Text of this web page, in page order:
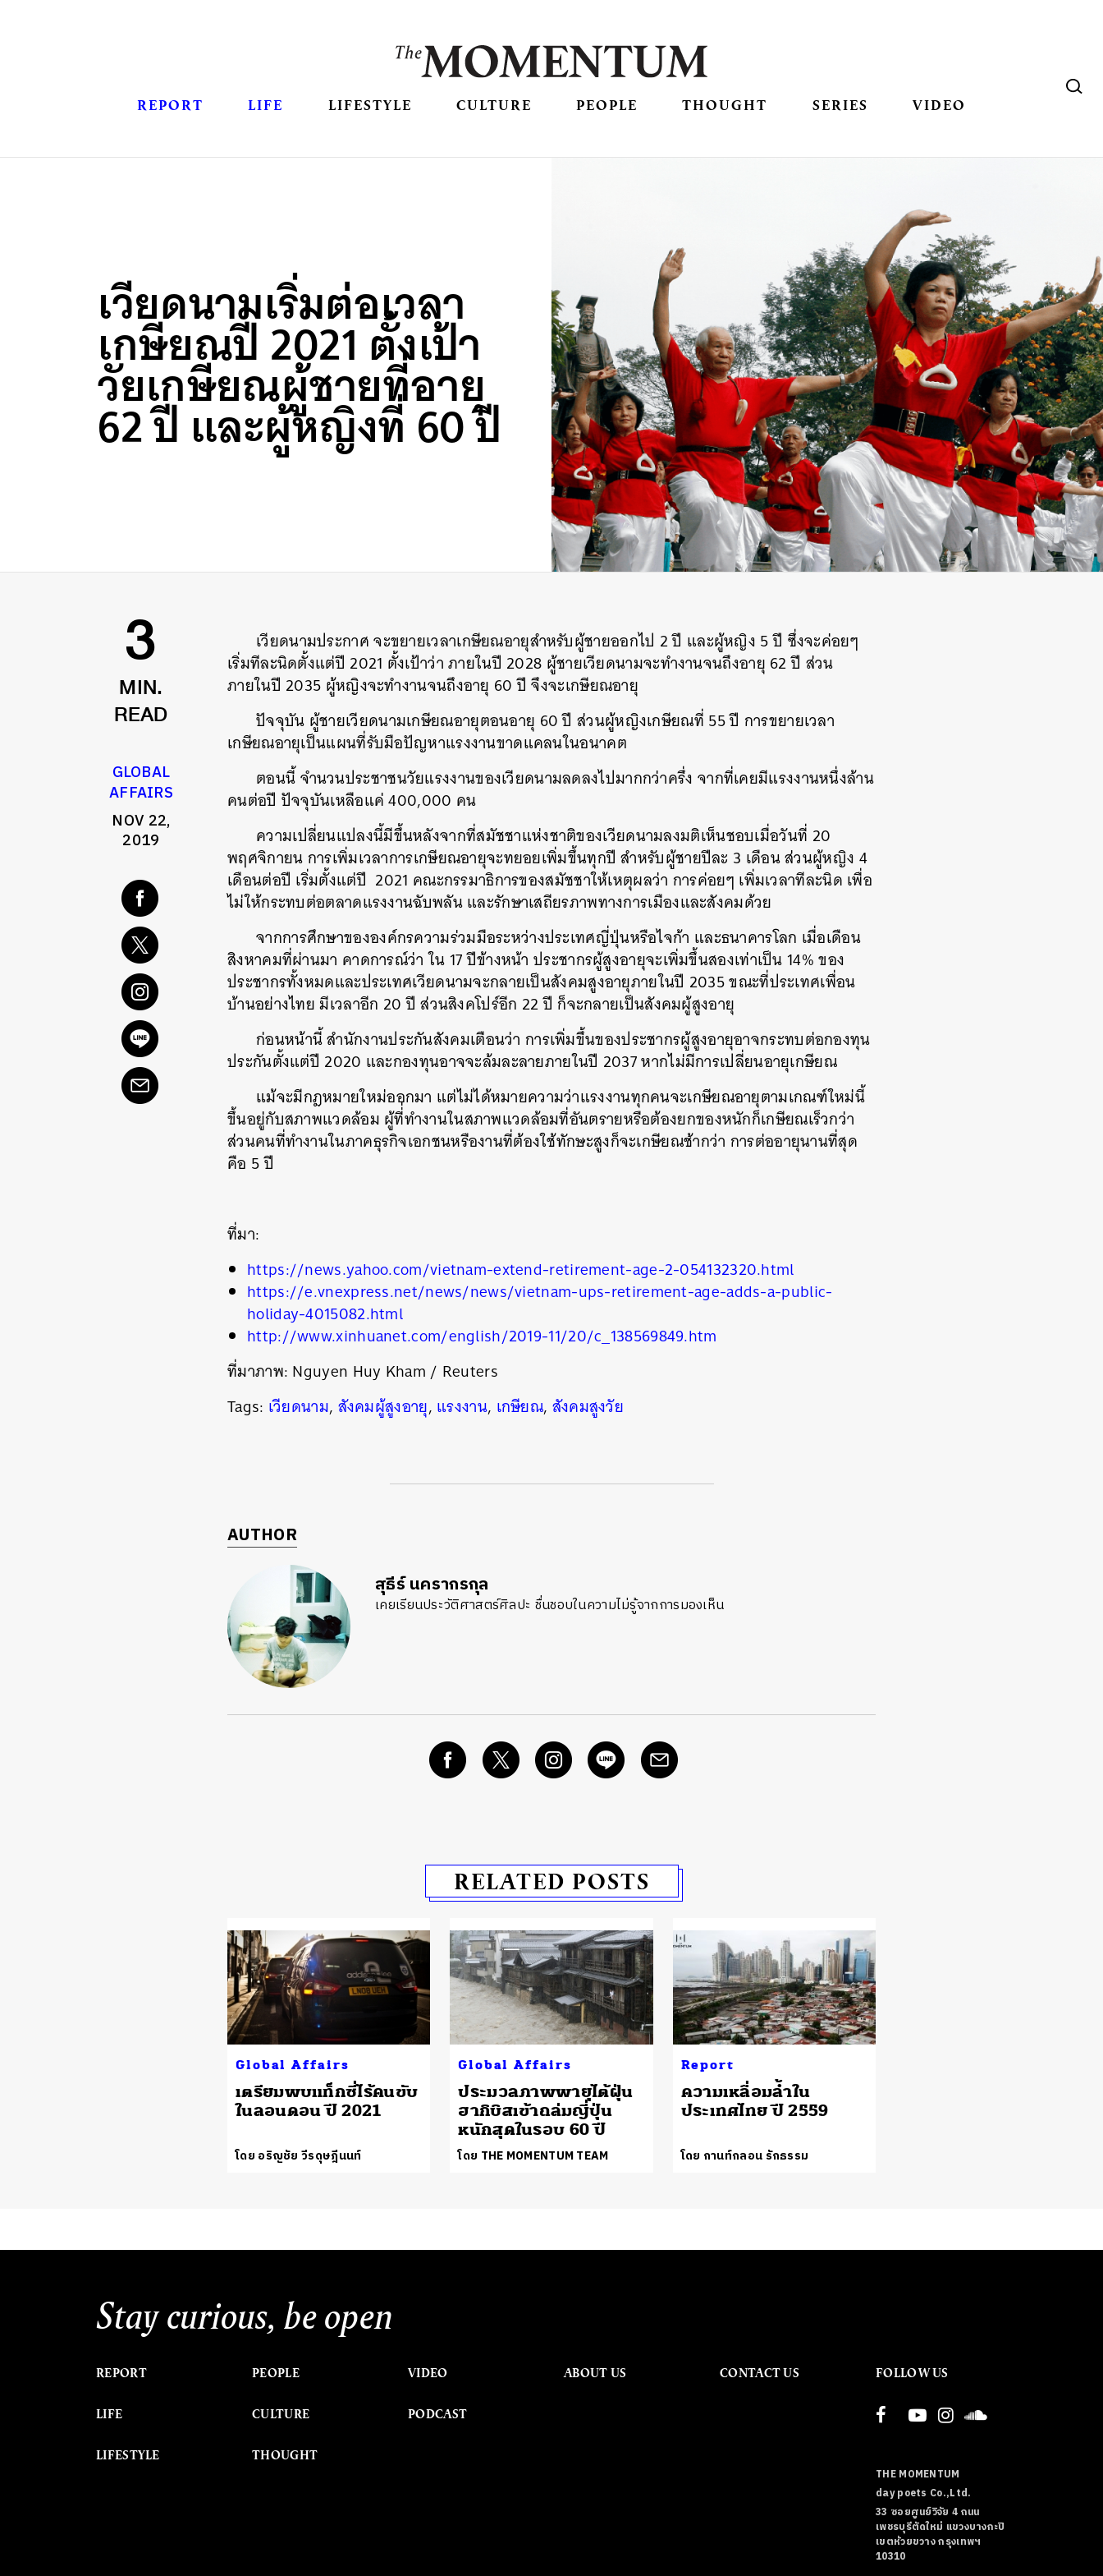
REPORT LIFE LIFESTYLE CULTURE PEOPLE THOUGHT SERIES VIDEO
เวียดนามเริ่มต่อเวลา
เกษียณปี 2021 ตั้งเป้า
วัยเกษียณผู้ชายที่อายุ
62 ปี และผู้หญิงที่ 60 ปี
3
MIN.
READ
GLOBAL
AFFAIRS
NOV 22,
2019
เวียดนามประกาศ จะขยายเวลาเกษียณอายุสำหรับผู้ชายออกไป 2 ปี และผู้หญิง 5 ปี ซึ่งจะค่อยๆ
เริ่มทีละนิดตั้งแต่ปี 2021 ตั้งเป้าว่า ภายในปี 2028 ผู้ชายเวียดนามจะทำงานจนถึงอายุ 62 ปี ส่วน
ภายในปี 2035 ผู้หญิงจะทำงานจนถึงอายุ 60 ปี จึงจะเกษียณอายุ
ปัจจุบัน ผู้ชายเวียดนามเกษียณอายุตอนอายุ 60 ปี ส่วนผู้หญิงเกษียณที่ 55 ปี การขยายเวลา
เกษียณอายุเป็นแผนที่รับมือปัญหาแรงงานขาดแคลนในอนาคต
ตอนนี้ จำนวนประชาชนวัยแรงงานของเวียดนามลดลงไปมากกว่าครึ่ง จากที่เคยมีแรงงานหนึ่งล้าน
คนต่อปี ปัจจุบันเหลือแค่ 400,000 คน
ความเปลี่ยนแปลงนี้มีขึ้นหลังจากที่สมัชชาแห่งชาติของเวียดนามลงมติเห็นชอบเมื่อวันที่ 20
พฤศจิกายน การเพิ่มเวลาการเกษียณอายุจะทยอยเพิ่มขึ้นทุกปี สำหรับผู้ชายปีละ 3 เดือน ส่วนผู้หญิง 4
เดือนต่อปี เริ่มตั้งแต่ปี 2021 คณะกรรมาธิการของสมัชชาให้เหตุผลว่า การค่อยๆ เพิ่มเวลาทีละนิด เพื่อ
ไม่ให้กระทบต่อตลาดแรงงานฉับพลัน และรักษาเสถียรภาพทางการเมืองและสังคมด้วย
จากการศึกษาขององค์กรความร่วมมือระหว่างประเทศญี่ปุ่นหรือไจก้า และธนาคารโลก เมื่อเดือน
สิงหาคมที่ผ่านมา คาดการณ์ว่า ใน 17 ปีข้างหน้า ประชากรผู้สูงอายุจะเพิ่มขึ้นสองเท่าเป็น 14% ของ
ประชากรทั้งหมดและประเทศเวียดนามจะกลายเป็นสังคมสูงอายุภายในปี 2035 ขณะที่ประเทศเพื่อน
บ้านอย่างไทย มีเวลาอีก 20 ปี ส่วนสิงคโปร์อีก 22 ปี ก็จะกลายเป็นสังคมผู้สูงอายุ
ก่อนหน้านี้ สำนักงานประกันสังคมเตือนว่า การเพิ่มขึ้นของประชากรผู้สูงอายุอาจกระทบต่อกองทุน
ประกันตั้งแต่ปี 2020 และกองทุนอาจจะล้มละลายภายในปี 2037 หากไม่มีการเปลี่ยนอายุเกษียณ
แม้จะมีกฎหมายใหม่ออกมา แต่ไม่ได้หมายความว่าแรงงานทุกคนจะเกษียณอายุตามเกณฑ์ใหม่นี้
ขึ้นอยู่กับสภาพแวดล้อม ผู้ที่่ทำงานในสภาพแวดล้อมที่อันตรายหรือต้องยกของหนักก็เกษียณเร็วกว่า
ส่วนคนที่ทำงานในภาคธุรกิจเอกชนหรืองานที่ต้องใช้ทักษะสูงก็จะเกษียณช้ากว่า การต่ออายุนานที่สุด
คือ 5 ปี
ที่มา:
https://news.yahoo.com/vietnam-extend-retirement-age-2-054132320.html
https://e.vnexpress.net/news/news/vietnam-ups-retirement-age-adds-a-public-
holiday-4015082.html
http://www.xinhuanet.com/english/2019-11/20/c_138569849.htm
ที่มาภาพ: Nguyen Huy Kham / Reuters
Tags: เวียดนาม, สังคมผู้สูงอายุ, แรงงาน, เกษียณ, สังคมสูงวัย
AUTHOR
สุธีร์ นครากรกุล
เคยเรียนประวัติศาสตร์ศิลปะ ชื่นชอบในความไม่รู้จากการมองเห็น
RELATED POSTS
Global Affairs
เตรียมพบแท็กซี่ไร้คนขับ
ในลอนดอน ปี 2021
โดย อริญชัย วีรดุษฎีนนท์
Global Affairs
ประมวลภาพพายุไต้ฝุ่น
ฮากิบิสเข้าถล่มญี่ปุ่น
หนักสุดในรอบ 60 ปี
โดย THE MOMENTUM TEAM
Report
ความเหลื่อมล้ำใน
ประเทศไทย ปี 2559
โดย กานท์กลอน รักธรรม
Stay curious, be open
REPORT
LIFE
LIFESTYLE
PEOPLE
CULTURE
THOUGHT
VIDEO
PODCAST
ABOUT US CONTACT US FOLLOW US
THE MOMENTUM
day poets Co.,Ltd.
33 ซอยศูนย์วิจัย 4 ถนน
เพชรบุรีตัดใหม่ แขวงบางกะปิ
เขตห้วยขวาง กรุงเทพฯ
10310